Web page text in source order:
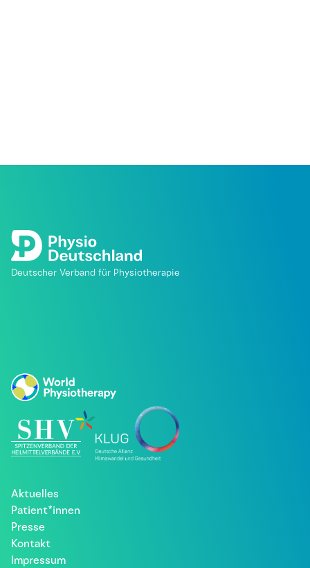
Deutscher Verband für Physiotherapie
Aktuelles
Patient*innen
Presse
Kontakt
Impressum